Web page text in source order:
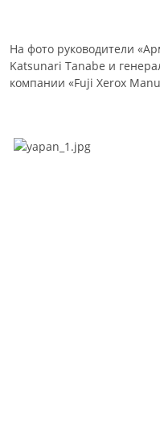
На фото руководители
Katsunari Tanabe и
компании «Fuji Xerox